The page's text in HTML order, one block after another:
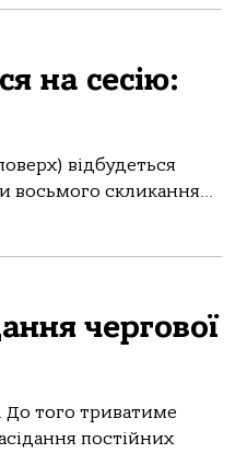
на сесію:
відбудеться
восьмого скликання...
чергової
До того триватиме
постійних